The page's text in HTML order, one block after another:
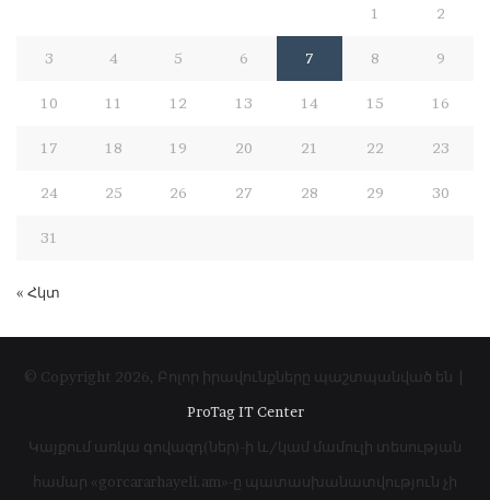
1 2
3 4 5 6 7 8 9
10 11 12 13 14 15 16
17 18 19 20 21 22 23
24 25 26 27 28 29 30
31
« Հկտ
© Copyright 2026, Բոլոր իրավունքները պաշտպանված են |
ProTag IT Center
Կայքում առկա գովազդ(ներ)-ի և/կամ մամուլի տեսության
համար «gorcararhayeli.am»-ը պատասխանատվություն չի